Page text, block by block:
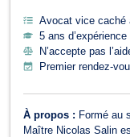
Avocat vice caché
5 ans d’expérience
N’accepte pas
Premier rendez-
À propos : Formé au
Maître Nicolas Salin